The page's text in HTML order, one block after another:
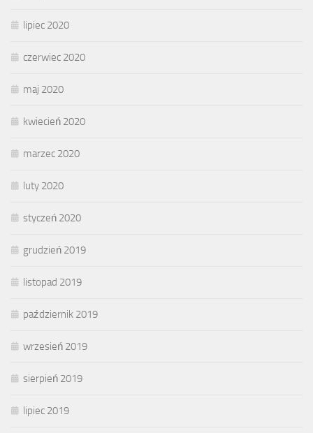
lipiec 2020
czerwiec 2020
maj 2020
kwiecień 2020
marzec 2020
luty 2020
styczeń 2020
grudzień 2019
listopad 2019
październik 2019
wrzesień 2019
sierpień 2019
lipiec 2019